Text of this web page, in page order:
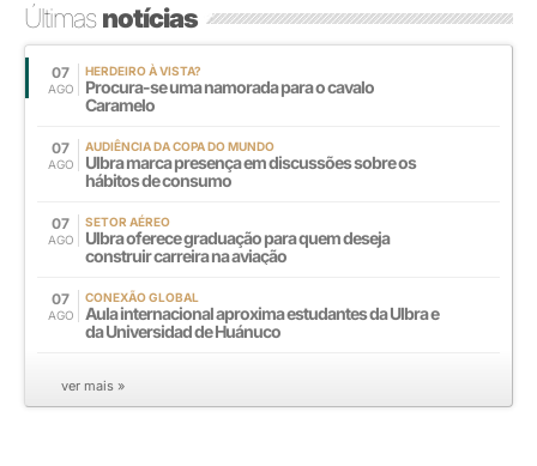
Últimasnotícias
07
AGO
HERDEIRO À VISTA?
Procura-se uma namorada para o cavalo
Caramelo
07
AGO
AUDIÊNCIA DA COPA DO MUNDO
Ulbra marca presença em discussões sobre os
hábitos de consumo
07
AGO
SETOR AÉREO
Ulbra oferece graduação para quem deseja
construir carreira na aviação
07
AGO
CONEXÃO GLOBAL
Aula internacional aproxima estudantes da Ulbra e
da Universidad de Huánuco
ver mais »